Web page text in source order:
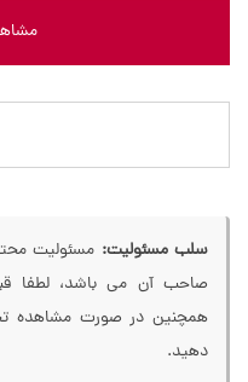
سلب مسئولیت: مسئولیت
صاحب آن می باشد، لطفا
همچنین در صورت مشاهده
دهید.